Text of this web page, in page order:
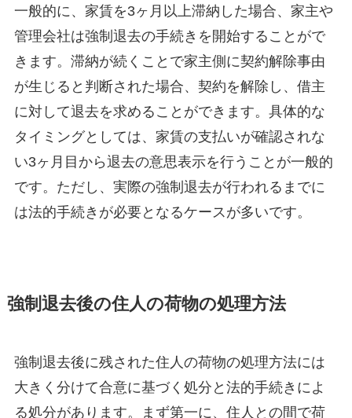
一般的に、家賃を3ヶ月以上滞納した場合、家主や
管理会社は強制退去の手続きを開始することがで
きます。滞納が続くことで家主側に契約解除事由
が生じると判断された場合、契約を解除し、借主
に対して退去を求めることができます。具体的な
タイミングとしては、家賃の支払いが確認されな
い3ヶ月目から退去の意思表示を行うことが一般的
です。ただし、実際の強制退去が行われるまでに
は法的手続きが必要となるケースが多いです。
強制退去後の住人の荷物の処理方法
強制退去後に残された住人の荷物の処理方法には
大きく分けて合意に基づく処分と法的手続きによ
る処分があります。まず第一に、住人との間で荷